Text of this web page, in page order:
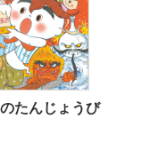
たんじょうび